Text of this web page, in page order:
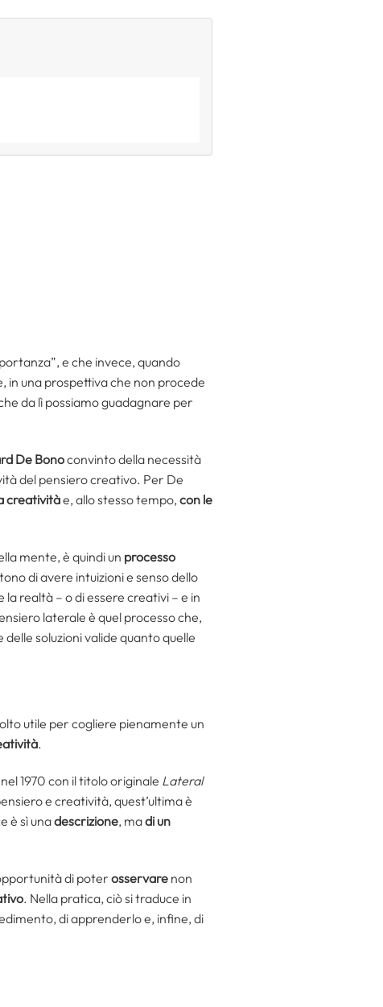
e che invece, quando
in una prospettiva che non procede
da lì possiamo guadagnare per
De Bonoconvinto della necessità
del pensiero creativo. Per De
creativitàe, allo stesso tempo, con le
mente, è quindi un processo
di avere intuizioni e senso dello
realtà – o di essere creativi – e in
laterale è quel processo che,
soluzioni valide quanto quelle
utile per cogliere pienamente un
.
1970 con il titolo originale Lateral
e creatività, quest’ultima è
è sì unadescrizione, madi un
di poter osservare non
. Nella pratica, ciò si traduce in
di apprenderlo e, infine, di